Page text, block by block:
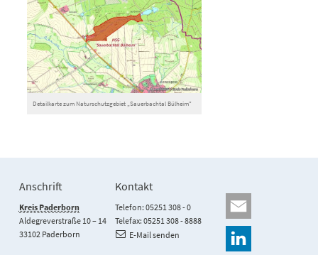
Detailkarte zum Naturschutzgebiet „Sauerbachtal Bülheim“
Anschrift
Kreis Paderborn
Aldegreverstraße 10 – 14
33102 Paderborn
Kontakt
Telefon: 05251 308 - 0
Telefax: 05251 308 - 8888
E-Mail senden